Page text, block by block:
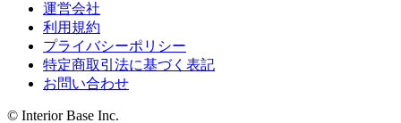
運営会社
利用規約
プライバシーポリシー
特定商取引法に基づく表記
お問い合わせ
© Interior Base Inc.